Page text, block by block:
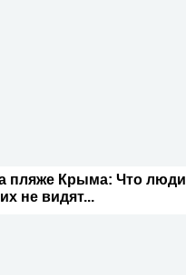
пляже Крыма: Что люди
не видят...